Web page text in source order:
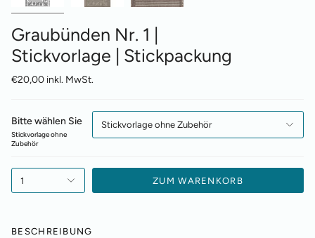
Graubünden Nr. 1 |
Stickvorlage | Stickpackung
€20,00 inkl. MwSt.
Bitte wählen Sie
Stickvorlage ohne
Zubehör
Stickvorlage ohne Zubehör
1 ZUM WARENKORB
BESCHREIBUNG